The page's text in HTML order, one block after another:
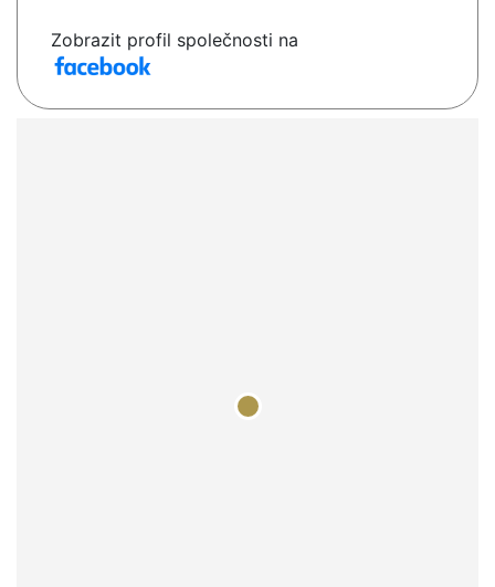
Zobrazit profil společnosti na